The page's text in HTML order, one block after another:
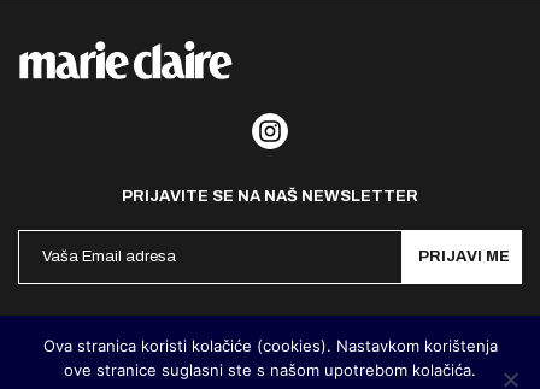
PRIJAVITE SE NA NAŠ NEWSLETTER
PRIJAVI ME
Ova stranica koristi kolačiće (cookies). Nastavkom korištenja
ove stranice suglasni ste s našom upotrebom kolačića.